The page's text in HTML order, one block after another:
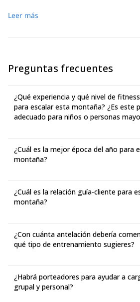
Leer más
Preguntas frecuentes
¿Qué experiencia y qué nivel de
para escalar esta montaña? ¿Es este
adecuado para niños o personas
¿Cuál es la mejor época del año para
montaña?
¿Cuál es la relación guía-cliente para
montaña?
¿Con cuánta antelación debería
qué tipo de entrenamiento sugieres?
¿Habrá porteadores para ayudar a
grupal y personal?